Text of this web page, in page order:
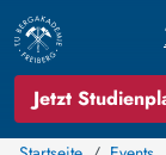
Jetzt